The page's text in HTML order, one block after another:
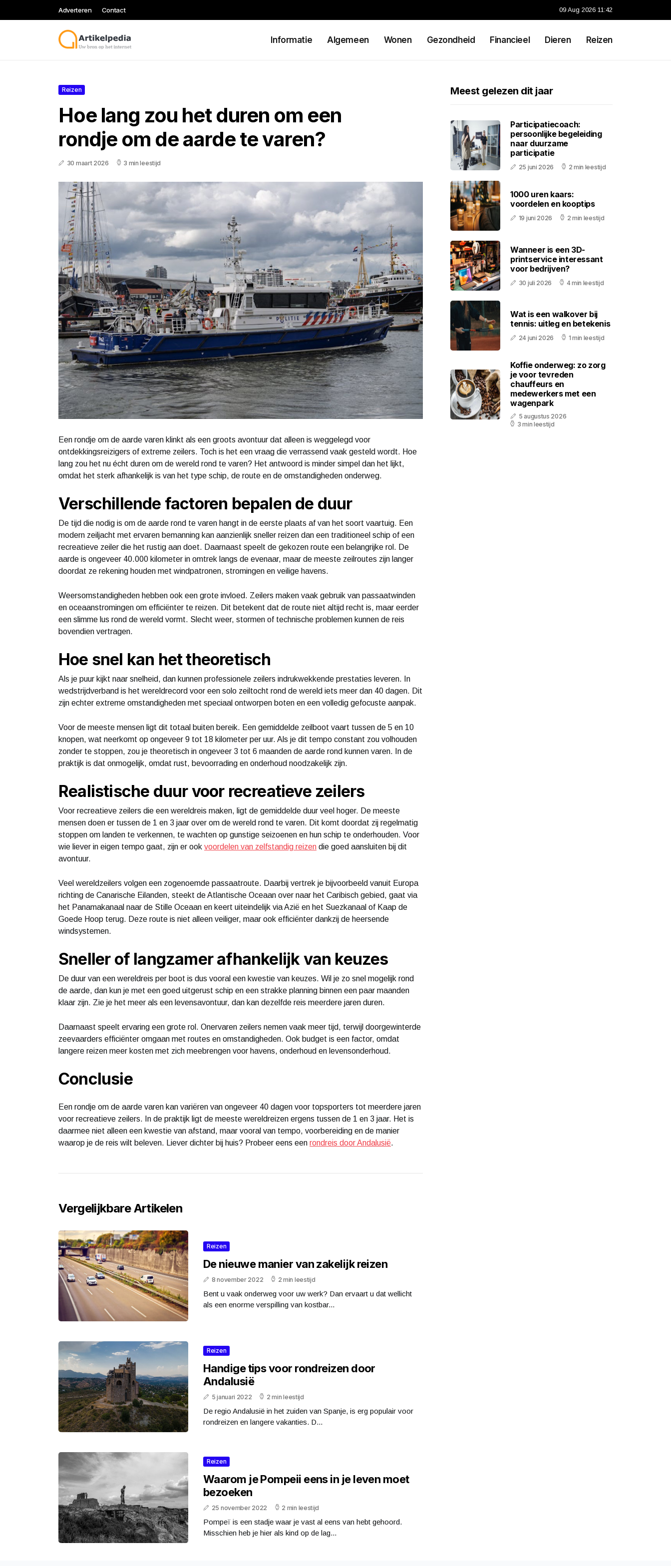
Adverteren Contact 09 Aug 2026 11:42
Informatie Algemeen Wonen Gezondheid Financieel Dieren Reizen
Reizen
Hoe lang zou het duren om een
rondje om de aarde te varen?
30 maart 2026 3 min leestijd
Een rondje om de aarde varen klinkt als een groots avontuur dat alleen is weggelegd voor
ontdekkingsreizigers of extreme zeilers. Toch is het een vraag die verrassend vaak gesteld wordt. Hoe
lang zou het nu écht duren om de wereld rond te varen? Het antwoord is minder simpel dan het lijkt,
omdat het sterk afhankelijk is van het type schip, de route en de omstandigheden onderweg.
Verschillende factoren bepalen de duur
De tijd die nodig is om de aarde rond te varen hangt in de eerste plaats af van het soort vaartuig. Een
modern zeiljacht met ervaren bemanning kan aanzienlijk sneller reizen dan een traditioneel schip of een
recreatieve zeiler die het rustig aan doet. Daarnaast speelt de gekozen route een belangrijke rol. De
aarde is ongeveer 40.000 kilometer in omtrek langs de evenaar, maar de meeste zeilroutes zijn langer
doordat ze rekening houden met windpatronen, stromingen en veilige havens.
Weersomstandigheden hebben ook een grote invloed. Zeilers maken vaak gebruik van passaatwinden
en oceaanstromingen om efficiënter te reizen. Dit betekent dat de route niet altijd recht is, maar eerder
een slimme lus rond de wereld vormt. Slecht weer, stormen of technische problemen kunnen de reis
bovendien vertragen.
Hoe snel kan het theoretisch
Als je puur kijkt naar snelheid, dan kunnen professionele zeilers indrukwekkende prestaties leveren. In
wedstrijdverband is het wereldrecord voor een solo zeiltocht rond de wereld iets meer dan 40 dagen. Dit
zijn echter extreme omstandigheden met speciaal ontworpen boten en een volledig gefocuste aanpak.
Voor de meeste mensen ligt dit totaal buiten bereik. Een gemiddelde zeilboot vaart tussen de 5 en 10
knopen, wat neerkomt op ongeveer 9 tot 18 kilometer per uur. Als je dit tempo constant zou volhouden
zonder te stoppen, zou je theoretisch in ongeveer 3 tot 6 maanden de aarde rond kunnen varen. In de
praktijk is dat onmogelijk, omdat rust, bevoorrading en onderhoud noodzakelijk zijn.
Realistische duur voor recreatieve zeilers
Voor recreatieve zeilers die een wereldreis maken, ligt de gemiddelde duur veel hoger. De meeste
mensen doen er tussen de 1 en 3 jaar over om de wereld rond te varen. Dit komt doordat zij regelmatig
stoppen om landen te verkennen, te wachten op gunstige seizoenen en hun schip te onderhouden. Voor
wie liever in eigen tempo gaat, zijn er ook voordelen van zelfstandig reizen die goed aansluiten bij dit
avontuur.
Veel wereldzeilers volgen een zogenoemde passaatroute. Daarbij vertrek je bijvoorbeeld vanuit Europa
richting de Canarische Eilanden, steekt de Atlantische Oceaan over naar het Caribisch gebied, gaat via
het Panamakanaal naar de Stille Oceaan en keert uiteindelijk via Azië en het Suezkanaal of Kaap de
Goede Hoop terug. Deze route is niet alleen veiliger, maar ook efficiënter dankzij de heersende
windsystemen.
Sneller of langzamer afhankelijk van keuzes
De duur van een wereldreis per boot is dus vooral een kwestie van keuzes. Wil je zo snel mogelijk rond
de aarde, dan kun je met een goed uitgerust schip en een strakke planning binnen een paar maanden
klaar zijn. Zie je het meer als een levensavontuur, dan kan dezelfde reis meerdere jaren duren.
Daarnaast speelt ervaring een grote rol. Onervaren zeilers nemen vaak meer tijd, terwijl doorgewinterde
zeevaarders efficiënter omgaan met routes en omstandigheden. Ook budget is een factor, omdat
langere reizen meer kosten met zich meebrengen voor havens, onderhoud en levensonderhoud.
Conclusie
Een rondje om de aarde varen kan variëren van ongeveer 40 dagen voor topsporters tot meerdere jaren
voor recreatieve zeilers. In de praktijk ligt de meeste wereldreizen ergens tussen de 1 en 3 jaar. Het is
daarmee niet alleen een kwestie van afstand, maar vooral van tempo, voorbereiding en de manier
waarop je de reis wilt beleven. Liever dichter bij huis? Probeer eens een rondreis door Andalusië.
Vergelijkbare Artikelen
Reizen
De nieuwe manier van zakelijk reizen
8 november 2022 2 min leestijd
Bent u vaak onderweg voor uw werk? Dan ervaart u dat wellicht
als een enorme verspilling van kostbar...
Reizen
Handige tips voor rondreizen door
Andalusië
5 januari 2022 2 min leestijd
De regio Andalusië in het zuiden van Spanje, is erg populair voor
rondreizen en langere vakanties. D...
Reizen
Waarom je Pompeii eens in je leven moet
bezoeken
25 november 2022 2 min leestijd
Pompeï is een stadje waar je vast al eens van hebt gehoord.
Misschien heb je hier als kind op de lag...
Meest gelezen dit jaar
Participatiecoach:
persoonlijke begeleiding
naar duurzame
participatie
25 juni 2026 2 min leestijd
1000 uren kaars:
voordelen en kooptips
19 juni 2026 2 min leestijd
Wanneer is een 3D-
printservice interessant
voor bedrijven?
30 juli 2026 4 min leestijd
Wat is een walkover bij
tennis: uitleg en betekenis
24 juni 2026 1 min leestijd
Koffie onderweg: zo zorg
je voor tevreden
chauffeurs en
medewerkers met een
wagenpark
5 augustus 2026
3 min leestijd